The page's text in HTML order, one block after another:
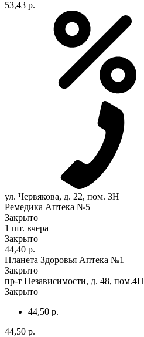
53,43 р.
ул. Червякова, д. 22, пом. 3Н
Ремедика Аптека №5
Закрыто
1 шт. вчера
Закрыто
44,40 р.
Планета Здоровья Аптека №1
Закрыто
пр-т Независимости, д. 48, пом.4Н
Закрыто
44,50 р.
44,50 р.